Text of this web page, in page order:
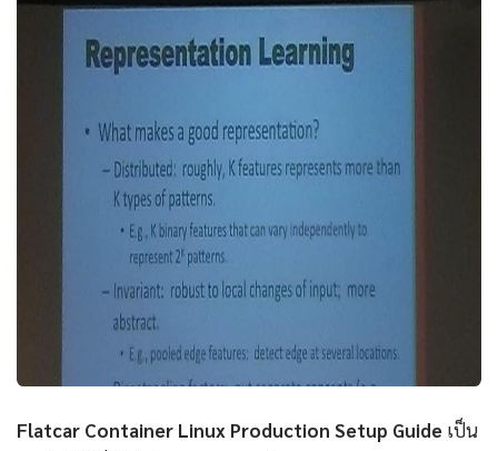
Flatcar Container Linux Production Setup Guide เป็น